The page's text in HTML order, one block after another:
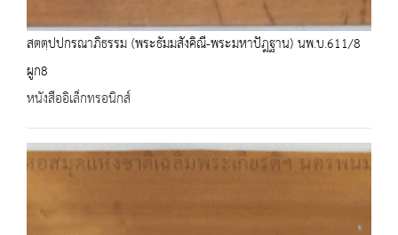
สตตฺปปกรณาภิธรรม (พระธัมมสังคิณี-พระมหาปัฎฐาน) นพ.บ.611/8
ผูก8
หนังสืออิเล็กทรอนิกส์